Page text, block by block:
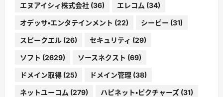
エヌアイシィ株式会社 (36) エレコム (34)
オデッサ・エンタテインメント (22) シービー (31)
スピークエル (26) セキュリティ (29)
ソフト (2629) ソースネクスト (69)
ドメイン取得 (25) ドメイン管理 (38)
ネットユーコム (279) ハピネット・ピクチャーズ (31)